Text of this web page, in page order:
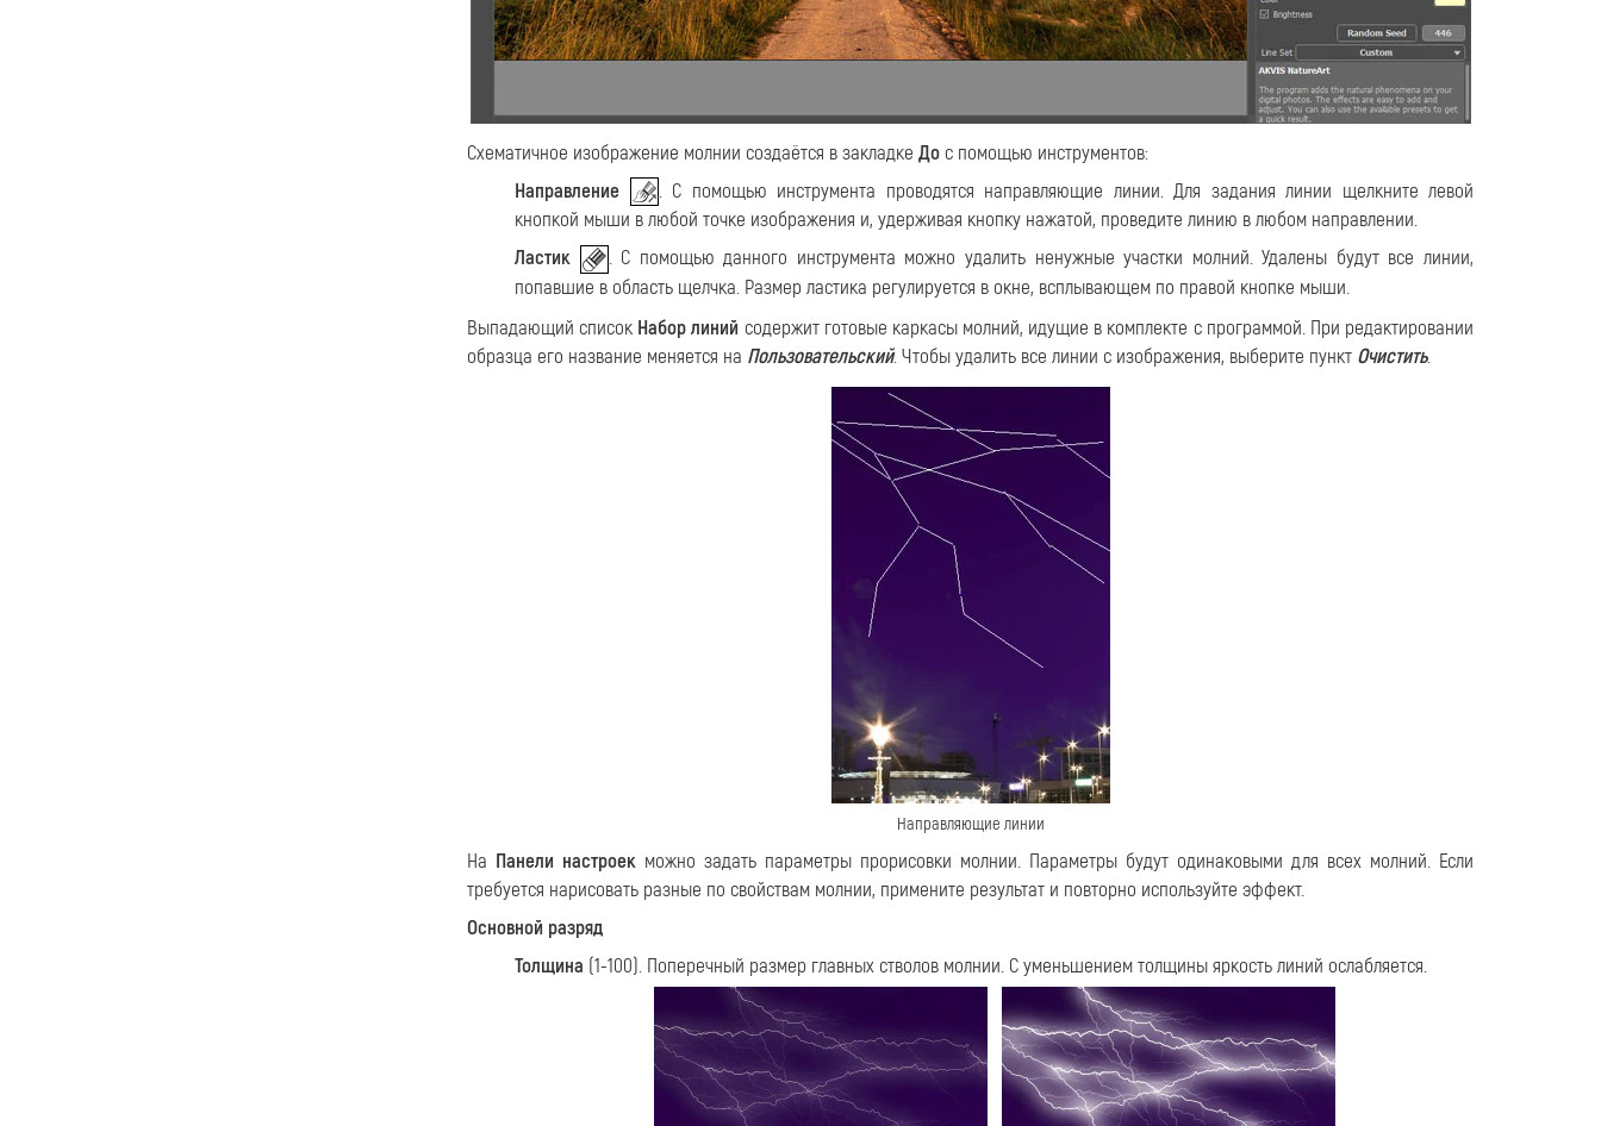
Схематичное изображение молнии создаётся в закладке До с помощью инструментов:
Направление
. С помощью инструмента проводятся направляющие линии. Для задания линии щелкните левой
кнопкой мыши в любой точке изображения и, удерживая кнопку нажатой, проведите линию в любом направлении.
Ластик
. С помощью данного инструмента можно удалить ненужные участки молний. Удалены будут все линии,
попавшие в область щелчка. Размер ластика регулируется в окне, всплывающем по правой кнопке мыши.
Выпадающий список Набор линий содержит готовые каркасы молний, идущие в комплекте с программой. При редактировании
образца его название меняется на Пользовательский. Чтобы удалить все линии с изображения, выберите пункт Очистить.
Направляющие линии
На Панели настроек можно задать параметры прорисовки молнии. Параметры будут одинаковыми для всех молний. Если
требуется нарисовать разные по свойствам молнии, примените результат и повторно используйте эффект.
Основной разряд
Толщина (1-100). Поперечный размер главных стволов молнии. С уменьшением толщины яркость линий ослабляется.